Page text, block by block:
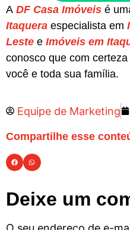
A DF Casa Imóveis é
Itaquera especialista em
Leste e Imóveis em
conosco que com
você e toda sua família.
Equipe de Marketing
Compartilhe esse
Deixe um